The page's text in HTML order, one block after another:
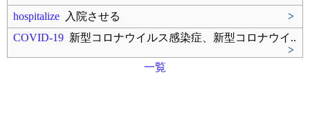
hospitalize 入院させる
>
COVID-19 新型コロナウイルス感染症、新型コロナウイ..
>
一覧